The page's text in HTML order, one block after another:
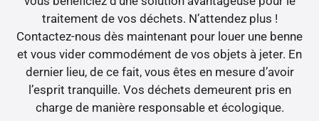
traitement de vos déchets. N’attendez plus !
Contactez-nous dès maintenant pour louer une benne
et vous vider commodément de vos objets à jeter. En
dernier lieu, de ce fait, vous êtes en mesure d’avoir
l’esprit tranquille. Vos déchets demeurent pris en
charge de manière responsable et écologique.